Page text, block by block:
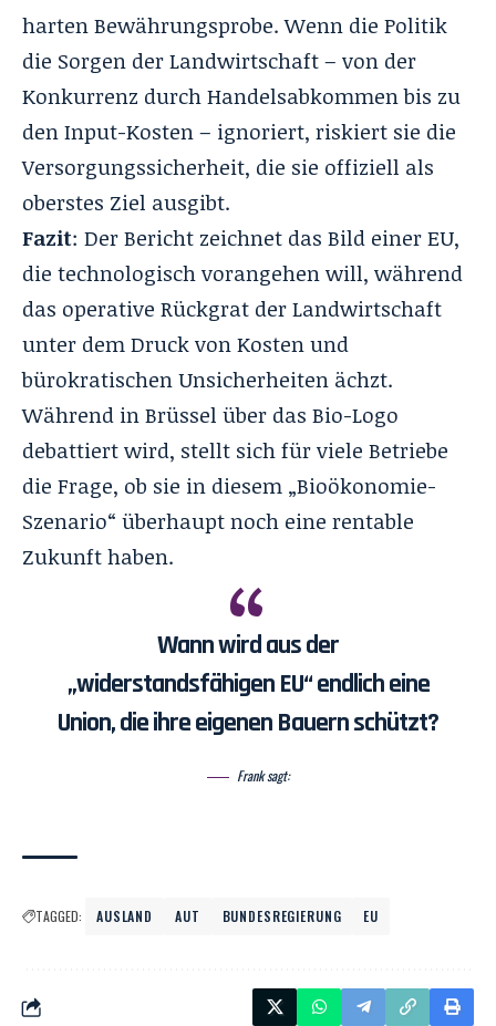
harten Bewährungsprobe. Wenn die Politik
die Sorgen der Landwirtschaft – von der
Konkurrenz durch Handelsabkommen bis zu
den Input-Kosten – ignoriert, riskiert sie die
Versorgungssicherheit, die sie offiziell als
oberstes Ziel ausgibt.
Fazit: Der Bericht zeichnet das Bild einer EU,
die technologisch vorangehen will, während
das operative Rückgrat der Landwirtschaft
unter dem Druck von Kosten und
bürokratischen Unsicherheiten ächzt.
Während in Brüssel über das Bio-Logo
debattiert wird, stellt sich für viele Betriebe
die Frage, ob sie in diesem „Bioökonomie-
Szenario“ überhaupt noch eine rentable
Zukunft haben.
Wann wird aus der
„widerstandsfähigen EU“ endlich eine
Union, die ihre eigenen Bauern schützt?
Frank sagt:
TAGGED: AUSLAND AUT BUNDESREGIERUNG EU